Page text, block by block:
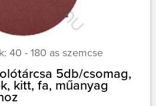
40 - 180 as szemcse
5db/csomag,
kitt, fa, műanyag